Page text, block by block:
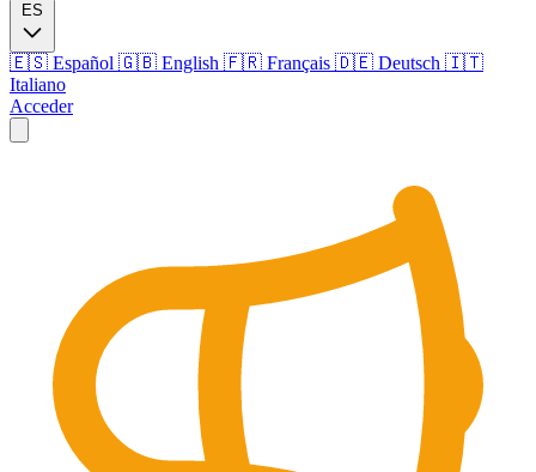
ES
🇪🇸 Español 🇬🇧 English 🇫🇷 Français 🇩🇪 Deutsch 🇮🇹
Italiano
Acceder
Estudio de Enlazado Auditoría SEO Link Building
Consultoría SEO
Cómo funciona
Blog
Idioma
🇪🇸 ES
🇬🇧 EN 🇫🇷 FR 🇩🇪 DE
Acceder